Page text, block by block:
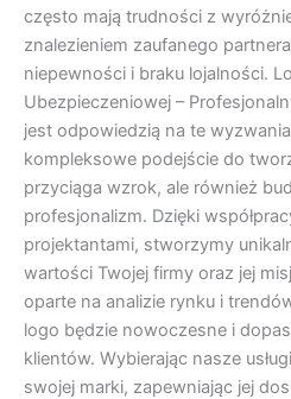
często mają trudności z
znalezieniem zaufanego
niepewności i braku lojalności.
Ubezpieczeniowej –
jest odpowiedzią na te
kompleksowe podejście do
przyciąga wzrok, ale również
profesjonalizm. Dzięki
projektantami, stworzymy
wartości Twojej firmy oraz jej
oparte na analizie rynku i
logo będzie nowoczesne i
klientów. Wybierając nasze
swojej marki, zapewniając jej